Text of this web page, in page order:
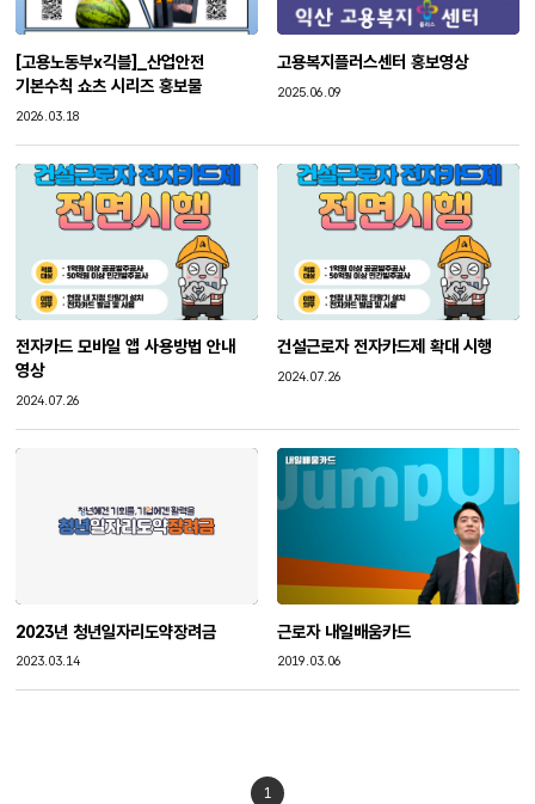
[고용노동부x긱블]_산업안전
기본수칙 쇼츠 시리즈 홍보물
작성일
2026.03.18
고용복지플러스센터 홍보영상
작성일
2025.06.09
전자카드 모바일 앱 사용방법 안내
영상
작성일
2024.07.26
건설근로자 전자카드제 확대 시행
작성일
2024.07.26
2023년 청년일자리도약장려금
작성일
2023.03.14
근로자 내일배움카드
작성일
2019.03.06
1